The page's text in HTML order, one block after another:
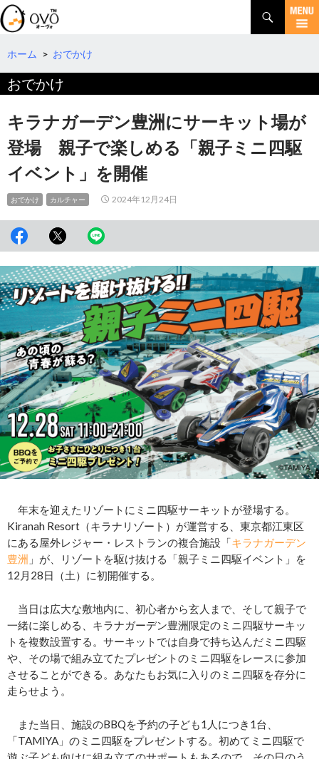
検
索
コ
テ
ツ
へ
動
ホーム > おでかけ
おでかけ
キラナガーデン豊洲にサーキット場が
登場 親子で楽しめる「親子ミニ四駆
イベント」を開催
おでかけ カルチャー 2024年12月24日
年末を迎えたリゾートにミニ四駆サーキットが登場する。
Kiranah Resort（キラナリゾート）が運営する、東京都江東区
にある屋外レジャー・レストランの複合施設「キラナガーデン
豊洲 」が、リゾートを駆け抜ける「親子ミニ四駆イベント」を
12月28日（土）に初開催する。
当日は広大な敷地内に、初心者から玄人まで、そして親子で
一緒に楽しめる、キラナガーデン豊洲限定のミニ四駆サーキッ
トを複数設置する。サーキットでは自身で持ち込んだミニ四駆
や、その場で組み立てたプレゼントのミニ四駆をレースに参加
させることができる。あなたもお気に入りのミニ四駆を存分に
走らせよう。
また当日、施設のBBQを予約の子ども1人につき1台、
「TAMIYA」のミニ四駆をプレゼントする。初めてミニ四駆で